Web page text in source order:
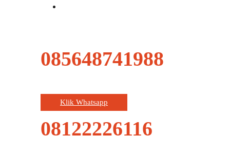
085648741988
Klik Whatsapp
08122226116